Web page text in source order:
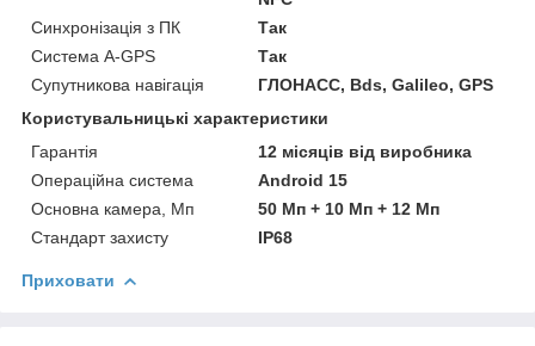
Синхронізація з ПК
Так
Система A-GPS
Так
Супутникова навігація
ГЛОНАСС, Bds, Galileo, GPS
Користувальницькі характеристики
Гарантія
12 місяців від виробника
Операційна система
Android 15
Основна камера, Мп
50 Мп + 10 Мп + 12 Мп
Стандарт захисту
IP68
Приховати